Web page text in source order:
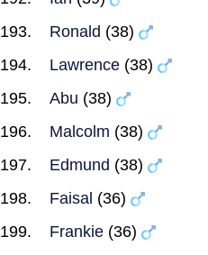
Ronald (38)
Lawrence (38)
Abu (38)
Malcolm (38)
Edmund (38)
Faisal (36)
Frankie (36)